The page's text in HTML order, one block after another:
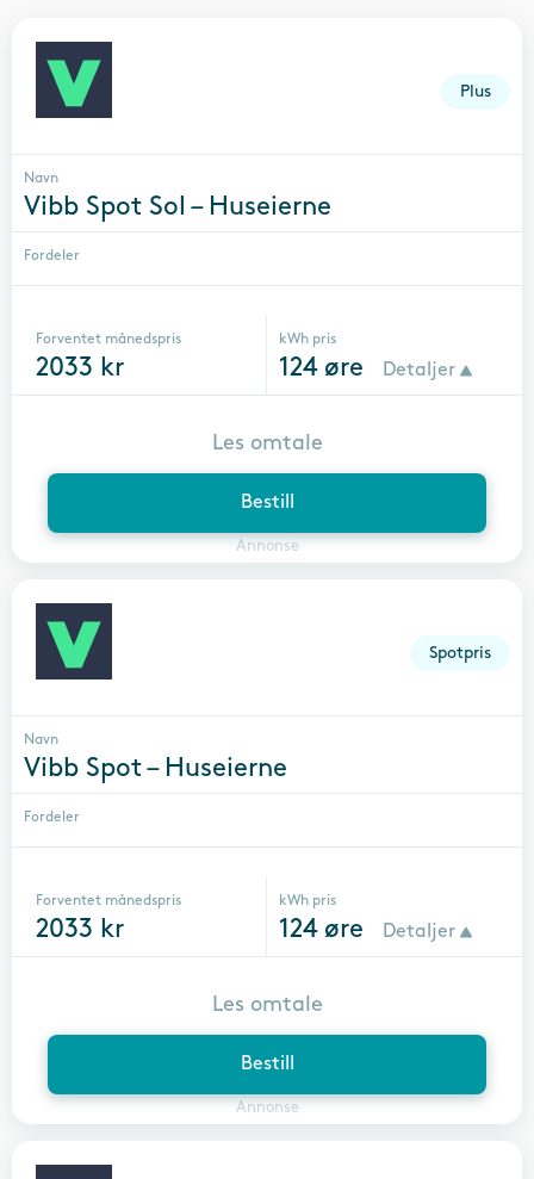
Plus
Navn
Vibb Spot Sol – Huseierne
Fordeler
Forventet månedspris
2033 kr
kWh pris
124øre Detaljer
Bestill
Annonse
Les omtale
Spotpris
Navn
Vibb Spot – Huseierne
Fordeler
Forventet månedspris
2033 kr
kWh pris
124øre Detaljer
Bestill
Annonse
Les omtale